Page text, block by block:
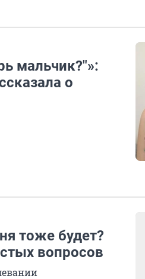
мальчик?"»:
о
тоже будет?
вопросов